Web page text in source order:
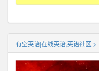
有空英语|在线英语,英语社区 >